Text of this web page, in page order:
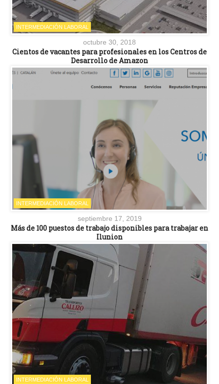
INTERMEDIACIÓN LABORAL
octubre 30, 2018
Cientos de vacantes para profesionales en los Centros de
Desarrollo de Amazon
INTERMEDIACIÓN LABORAL
septiembre 17, 2019
Más de 100 puestos de trabajo disponibles para trabajar en
Ilunion
INTERMEDIACIÓN LABORAL